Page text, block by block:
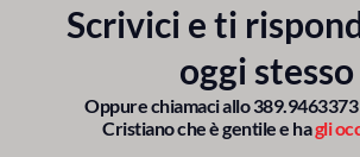
Scrivici e ti
oggi stesso
Oppure chiamaci allo389.9463373
Cristiano che è gentile e hagli